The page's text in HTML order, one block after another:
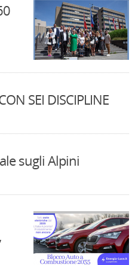
SEI DISCIPLINE
sugli Alpini